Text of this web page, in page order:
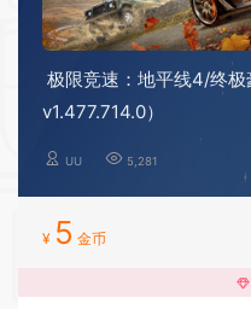
极限竞速：地平线4/终
v1.477.714.0）
UU 5,281
¥ 5 金币